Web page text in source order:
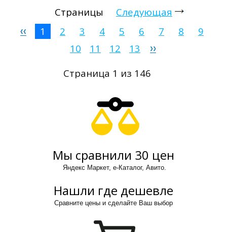
Страницы
Следующая
1
2 3 4 5 6 7 8
9
10
11 12
13
Страница 1 из 146
Мы сравнили 30 цен
Яндекс Маркет, е-Каталог, Авито.
Нашли где дешевле
Сравните цены и сделайте Ваш выбор